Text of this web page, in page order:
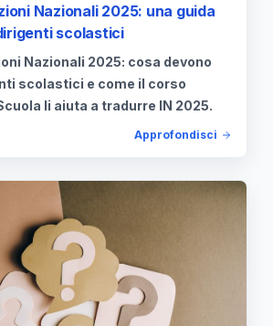
Nazionali 2025: una guida
scolastici
Nazionali 2025: cosa devono
scolastici e come il corso
li aiuta a tradurre IN 2025.
Approfondisci